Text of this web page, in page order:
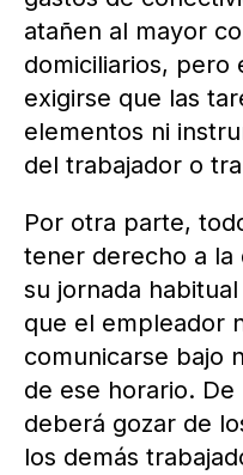
atañen al mayor
domiciliarios, pero
exigirse que las
elementos ni
del trabajador o
Por otra parte,
tener derecho a la
su jornada
que el empleador
comunicarse bajo
de ese horario.
deberá gozar de
los demás